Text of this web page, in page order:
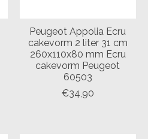
Peugeot Appolia Ecru
cakevorm 2 liter 31 cm
260x110x80 mm Ecru
cakevorm Peugeot
60503
€34,90